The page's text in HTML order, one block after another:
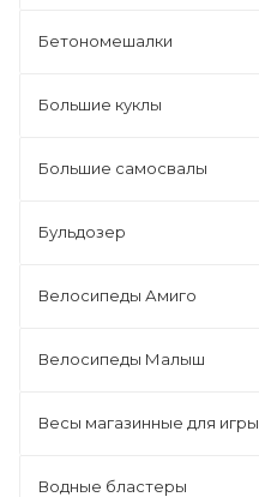
Бетономешалки
Большие куклы
Большие самосвалы
Бульдозер
Велосипеды Амиго
Велосипеды Малыш
Весы магазинные для игры
Водные бластеры